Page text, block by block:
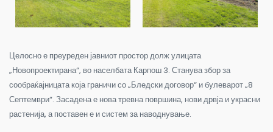
Целосно е преуреден јавниот простор долж улицата
„Новопроектирана“, во населбата Карпош 3. Станува збор за
сообраќајницата која граничи со „Бледски договор“ и булеварот „8
Септември“. Засадена е нова тревна површина, нови дрвја и украсни
растенија, а поставен е и систем за наводнување.